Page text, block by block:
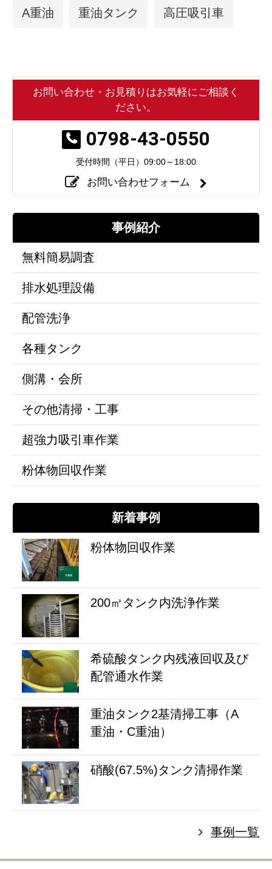
A重油 重油タンク 高圧吸引車
お問い合わせ・お見積りはお気軽にご相談く
ださい。
0798-43-0550
受付時間（平日） 09:00～18:00
お問い合わせフォーム
事例紹介
無料簡易調査
排水処理設備
配管洗浄
各種タンク
側溝・会所
その他清掃・工事
超強力吸引車作業
粉体物回収作業
新着事例
粉体物回収作業
200㎥タンク内洗浄作業
希硫酸タンク内残液回収及び
配管通水作業
重油タンク2基清掃工事（A
重油・C重油）
硝酸(67.5%)タンク清掃作業
事例一覧